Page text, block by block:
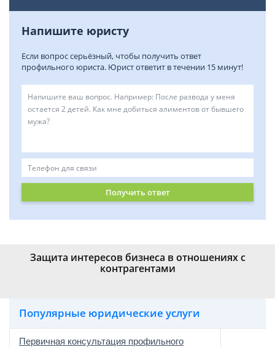
Напишите юристу
Если вопрос серьёзный, чтобы получить ответ
профильного юриста. Юрист ответит в течении 15 минут!
Получить ответ
Защита интересов бизнеса в отношениях с
контрагентами
Популярные юридические услуги
Первичная консультация профильного